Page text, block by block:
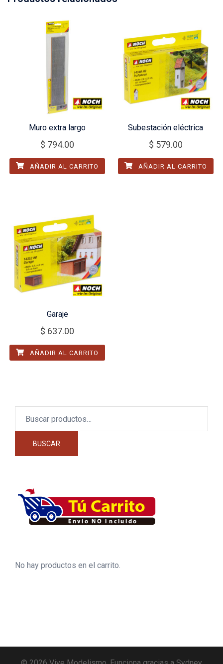
Muro extra largo
$ 794.00
AÑADIR AL CARRITO
Subestación eléctrica
$ 579.00
AÑADIR AL CARRITO
Garaje
$ 637.00
AÑADIR AL CARRITO
BUSCAR
No hay productos en el carrito.